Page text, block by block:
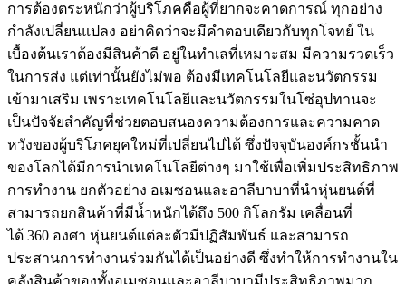
การต้องตระหนักว่าผู้บริโภคคือผู้ที่ยากจะคาดการณ์ ทุกอย่าง
กำลังเปลี่ยนแปลง อย่าคิดว่าจะมีคำตอบเดียวกับทุกโจทย์ ใน
เบื้องต้นเราต้องมีสินค้าดี อยู่ในทำเลที่เหมาะสม มีความรวดเร็ว
ในการส่ง แต่เท่านั้นยังไม่พอ ต้องมีเทคโนโลยีและนวัตกรรม
เข้ามาเสริม เพราะเทคโนโลยีและนวัตกรรมในโซ่อุปทานจะ
เป็นปัจจัยสำคัญที่ช่วยตอบสนองความต้องการและความคาด
หวังของผู้บริโภคยุคใหม่ที่เปลี่ยนไปได้ ซึ่งปัจจุบันองค์กรชั้นนำ
ของโลกได้มีการนำเทคโนโลยีต่างๆ มาใช้เพื่อเพิ่มประสิทธิภาพ
การทำงาน ยกตัวอย่าง อเมซอนและอาลีบาบาที่นำหุ่นยนต์ที่
สามารถยกสินค้าที่มีน้ำหนักได้ถึง 500 กิโลกรัม เคลื่อนที่
ได้ 360 องศา หุ่นยนต์แต่ละตัวมีปฏิสัมพันธ์ และสามารถ
ประสานการทำงานร่วมกันได้เป็นอย่างดี ซึ่งทำให้การทำงานใน